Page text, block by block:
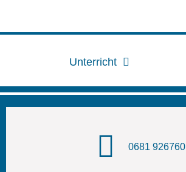
Unterricht
0681 926760